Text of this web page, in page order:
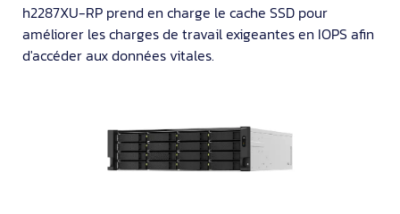
h2287XU-RP prend en charge le cache SSD pour
améliorer les charges de travail exigeantes en IOPS afin
d'accéder aux données vitales.